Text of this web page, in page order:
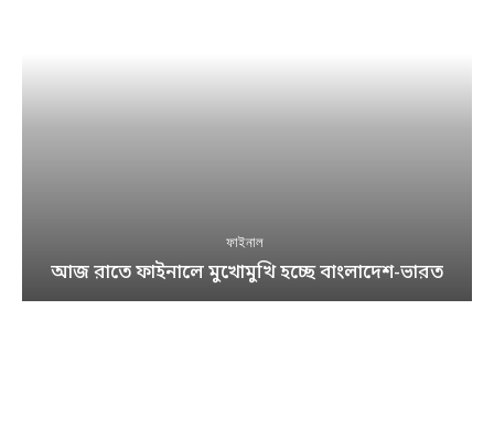
ফাইনাল
আজ রাতে ফাইনালে মুখোমুখি হচ্ছে বাংলাদেশ-ভারত